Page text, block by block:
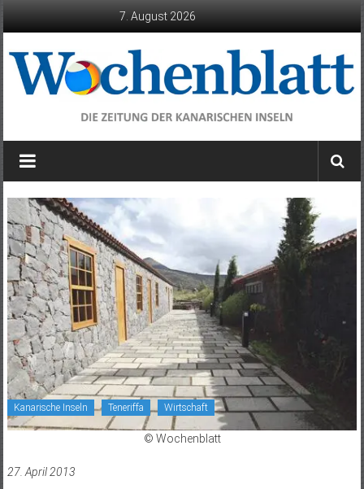
7. August 2026
Wochenblatt
die
der
Kanarischen
Inseln
Kanarische Inseln Teneriffa Wirtschaft
© Wochenblatt
27. April 2013